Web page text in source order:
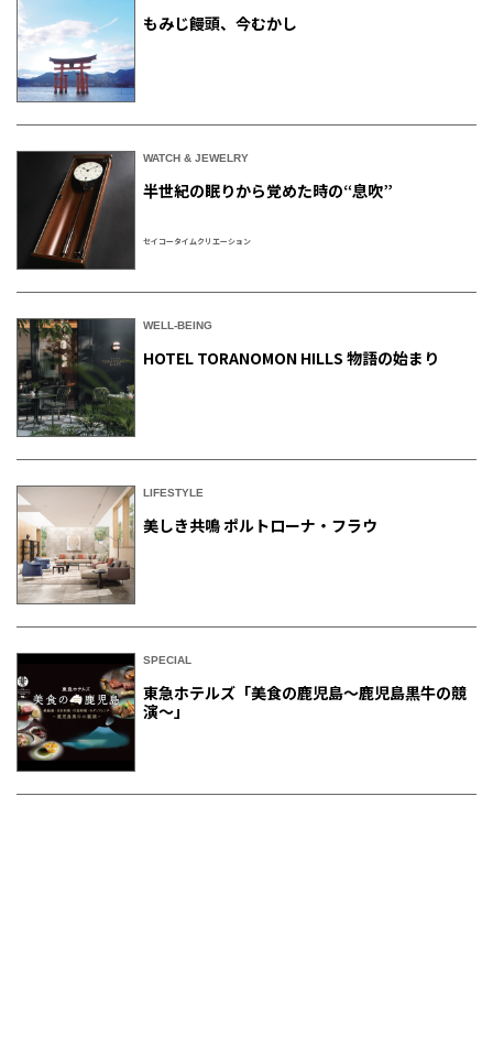
もみじ饅頭、今むかし
WATCH & JEWELRY
半世紀の眠りから覚めた時の“息吹”
セイコータイムクリエーション
WELL-BEING
HOTEL TORANOMON HILLS 物語の始まり
LIFESTYLE
美しき共鳴 ポルトローナ・フラウ
SPECIAL
東急ホテルズ「美食の鹿児島～鹿児島黒牛の競
演～」